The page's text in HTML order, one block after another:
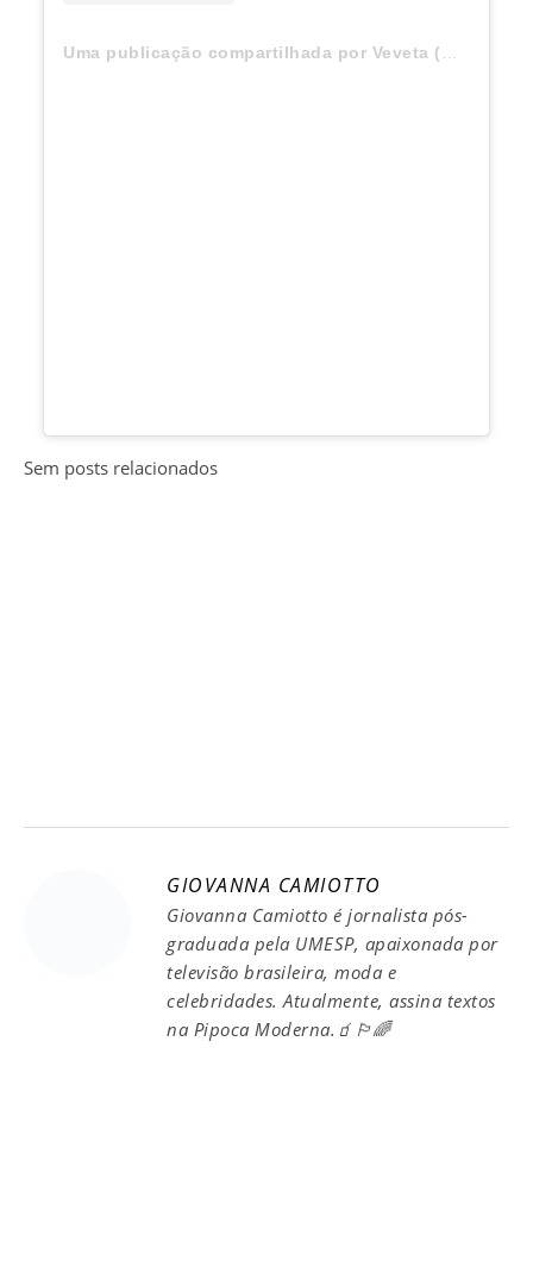
Sem posts relacionados
GIOVANNA CAMIOTTO
Giovanna Camiotto é jornalista pós-
graduada pela UMESP, apaixonada por
televisão brasileira, moda e
celebridades. Atualmente, assina textos
na Pipoca Moderna.🧃🏳️‍🌈